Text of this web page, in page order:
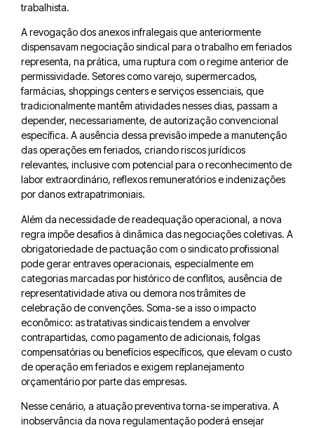
trabalhista.
A revogação dos anexos infralegais que anteriormente
dispensavam negociação sindical para o trabalho em feriados
representa, na prática, uma ruptura com o regime anterior de
permissividade. Setores como varejo, supermercados,
farmácias, shoppings centers e serviços essenciais, que
tradicionalmente mantêm atividades nesses dias, passam a
depender, necessariamente, de autorização convencional
específica. A ausência dessa previsão impede a manutenção
das operações em feriados, criando riscos jurídicos
relevantes, inclusive com potencial para o reconhecimento de
labor extraordinário, reflexos remuneratórios e indenizações
por danos extrapatrimoniais.
Além da necessidade de readequação operacional, a nova
regra impõe desafios à dinâmica das negociações coletivas. A
obrigatoriedade de pactuação com o sindicato profissional
pode gerar entraves operacionais, especialmente em
categorias marcadas por histórico de conflitos, ausência de
representatividade ativa ou demora nos trâmites de
celebração de convenções. Soma-se a isso o impacto
econômico: as tratativas sindicais tendem a envolver
contrapartidas, como pagamento de adicionais, folgas
compensatórias ou benefícios específicos, que elevam o custo
de operação em feriados e exigem replanejamento
orçamentário por parte das empresas.
Nesse cenário, a atuação preventiva torna-se imperativa. A
inobservância da nova regulamentação poderá ensejar